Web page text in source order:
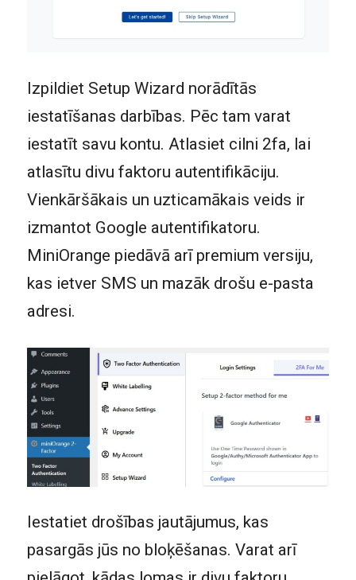
Izpildiet Setup Wizard norādītās
iestatīšanas darbības. Pēc tam varat
iestatīt savu kontu. Atlasiet cilni 2fa, lai
atlasītu divu faktoru autentifikāciju.
Vienkāršākais un uzticamākais veids ir
izmantot Google autentifikatoru.
MiniOrange piedāvā arī premium versiju,
kas ietver SMS un mazāk drošu e-pasta
adresi.
Iestatiet drošības jautājumus, kas
pasargās jūs no bloķēšanas. Varat arī